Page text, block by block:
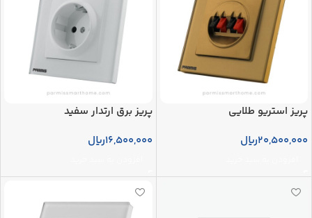
پریز استریو طلایی
20,500,000ریال
پریز برق ارتدار سفید
16,500,000ریال